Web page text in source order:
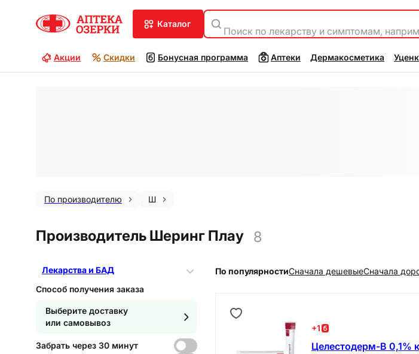
каталог
Поиск по лекарству и симптомам,
Акции Скидки Бонусная программа Аптеки Дермакосметика
По производителю Ш
Производитель Шеринг Плау 8
Лекарства и БАД
Способ получения заказа
Выберите доставку
или самовывоз
Забрать через 30 минут
По популярностиCначала дешевыеCначала
+1
Целестодерм-В 0,1%